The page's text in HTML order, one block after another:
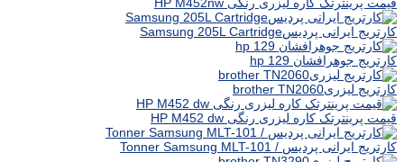
کارتریج ایرانی پردیسSamsung 205L Cartridge
کارتریج جوهرافشان hp 129
کارتریج لیزریbrother TN2060
قیمت پرینترتک کاره لیزری رنگی HP M452 dw
کارتریج ایرانی پردیس / Tonner Samsung MLT-101